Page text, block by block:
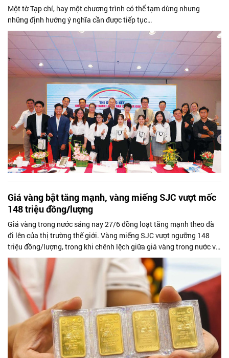
Một tờ Tạp chí, hay một chương trình có thể tạm dừng nhưng
những định hướng ý nghĩa cần được tiếp tục…
Giá vàng bật tăng mạnh, vàng miếng SJC vượt mốc
148 triệu đồng/lượng
Giá vàng trong nước sáng nay 27/6 đồng loạt tăng mạnh theo đà
đi lên của thị trường thế giới. Vàng miếng SJC vượt ngưỡng 148
triệu đồng/lượng, trong khi chênh lệch giữa giá vàng trong nước và
quốc tế vẫn duy trì ở mức khoảng 19 triệu đồng/lượng.